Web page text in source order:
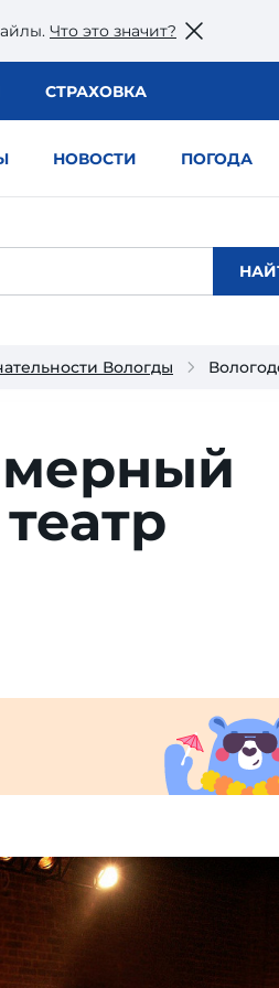
Что это значит?
СТРАХОВКА
НОВОСТИ ПОГОДА
Вологды